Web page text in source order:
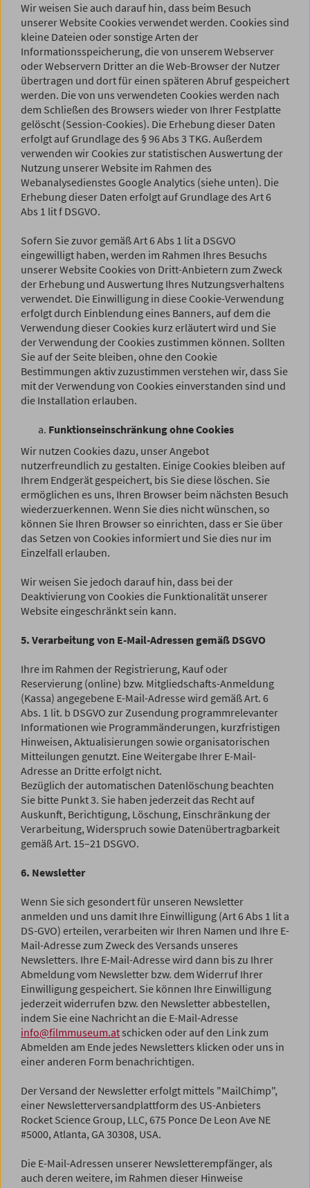
Wir weisen Sie auch darauf hin, dass beim Besuch
unserer Website Cookies verwendet werden. Cookies sind
kleine Dateien oder sonstige Arten der
Informationsspeicherung, die von unserem Webserver
oder Webservern Dritter an die Web-Browser der Nutzer
übertragen und dort für einen späteren Abruf gespeichert
werden. Die von uns verwendeten Cookies werden nach
dem Schließen des Browsers wieder von Ihrer Festplatte
gelöscht (Session-Cookies). Die Erhebung dieser Daten
erfolgt auf Grundlage des § 96 Abs 3 TKG. Außerdem
verwenden wir Cookies zur statistischen Auswertung der
Nutzung unserer Website im Rahmen des
Webanalysedienstes Google Analytics (siehe unten). Die
Erhebung dieser Daten erfolgt auf Grundlage des Art 6
Abs 1 lit f DSGVO.
Sofern Sie zuvor gemäß Art 6 Abs 1 lit a DSGVO
eingewilligt haben, werden im Rahmen Ihres Besuchs
unserer Website Cookies von Dritt-Anbietern zum Zweck
der Erhebung und Auswertung Ihres Nutzungsverhaltens
verwendet. Die Einwilligung in diese Cookie-Verwendung
erfolgt durch Einblendung eines Banners, auf dem die
Verwendung dieser Cookies kurz erläutert wird und Sie
der Verwendung der Cookies zustimmen können. Sollten
Sie auf der Seite bleiben, ohne den Cookie
Bestimmungen aktiv zuzustimmen verstehen wir, dass Sie
mit der Verwendung von Cookies einverstanden sind und
die Installation erlauben.
Funktionseinschränkung ohne Cookies
Wir nutzen Cookies dazu, unser Angebot
nutzerfreundlich zu gestalten. Einige Cookies bleiben auf
Ihrem Endgerät gespeichert, bis Sie diese löschen. Sie
ermöglichen es uns, Ihren Browser beim nächsten Besuch
wiederzuerkennen. Wenn Sie dies nicht wünschen, so
können Sie Ihren Browser so einrichten, dass er Sie über
das Setzen von Cookies informiert und Sie dies nur im
Einzelfall erlauben.
Wir weisen Sie jedoch darauf hin, dass bei der
Deaktivierung von Cookies die Funktionalität unserer
Website eingeschränkt sein kann.
5. Verarbeitung von E-Mail-Adressen gemäß DSGVO
Ihre im Rahmen der Registrierung, Kauf oder
Reservierung (online) bzw. Mitgliedschafts-Anmeldung
(Kassa) angegebene E-Mail-Adresse wird gemäß Art. 6
Abs. 1 lit. b DSGVO zur Zusendung programmrelevanter
Informationen wie Programmänderungen, kurzfristigen
Hinweisen, Aktualisierungen sowie organisatorischen
Mitteilungen genutzt. Eine Weitergabe Ihrer E-Mail-
Adresse an Dritte erfolgt nicht.
Bezüglich der automatischen Datenlöschung beachten
Sie bitte Punkt 3. Sie haben jederzeit das Recht auf
Auskunft, Berichtigung, Löschung, Einschränkung der
Verarbeitung, Widerspruch sowie Datenübertragbarkeit
gemäß Art. 15–21 DSGVO.
6. Newsletter
Wenn Sie sich gesondert für unseren Newsletter
anmelden und uns damit Ihre Einwilligung (Art 6 Abs 1 lit a
DS-GVO) erteilen, verarbeiten wir Ihren Namen und Ihre E-
Mail-Adresse zum Zweck des Versands unseres
Newsletters. Ihre E-Mail-Adresse wird dann bis zu Ihrer
Abmeldung vom Newsletter bzw. dem Widerruf Ihrer
Einwilligung gespeichert. Sie können Ihre Einwilligung
jederzeit widerrufen bzw. den Newsletter abbestellen,
indem Sie eine Nachricht an die E-Mail-Adresse
info@filmmuseum.atschicken oder auf den Link zum
Abmelden am Ende jedes Newsletters klicken oder uns in
einer anderen Form benachrichtigen.
Der Versand der Newsletter erfolgt mittels "MailChimp",
einer Newsletterversandplattform des US-Anbieters
Rocket Science Group, LLC, 675 Ponce De Leon Ave NE
#5000, Atlanta, GA 30308, USA.
Die E-Mail-Adressen unserer Newsletterempfänger, als
auch deren weitere, im Rahmen dieser Hinweise